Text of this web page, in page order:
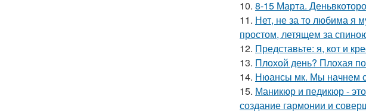
10. 8-15 Марта.
11. Нет, не за то любима я
простом, летящем за
12. Представьте: я, кот и
13. Плохой день? Плохая
14. Нюансы мк. Мы начнем с
15. Маникюр и педикюр -
создание гармонии и